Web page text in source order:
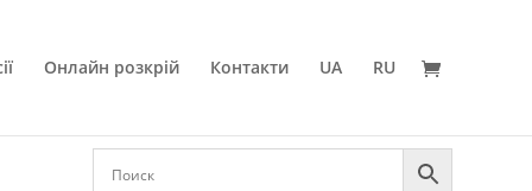
Онлайн розкрій Контакти UA RU